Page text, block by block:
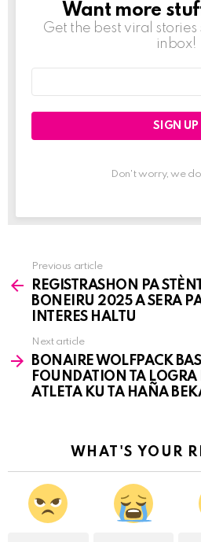
NEWSLETTER
Want more
Get the best viral
inbox!
Don't worry, we
See
more
Previous article
REGISTRASHON PA
BONEIRU 2025 A SERA
INTERES HALTU
Next article
BONAIRE WOLFPACK
FOUNDATION TA LOGRA
ATLETA KU TA HAÑA
WHAT'S YOUR